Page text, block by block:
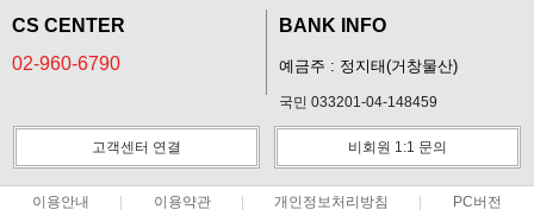
CS CENTER
02-960-6790
BANK INFO
예금주 : 정지태(거창물산)
국민 033201-04-148459
고객센터 연결 비회원 1:1 문의
이용안내 이용약관 개인정보처리방침 PC버전